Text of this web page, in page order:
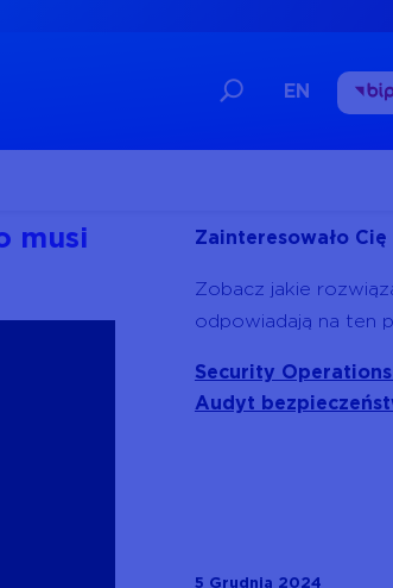
EN
musi
Zainteresowało Cię
Zobacz jakie
odpowiadają na ten
Security
Audyt
5 Grudnia 2024